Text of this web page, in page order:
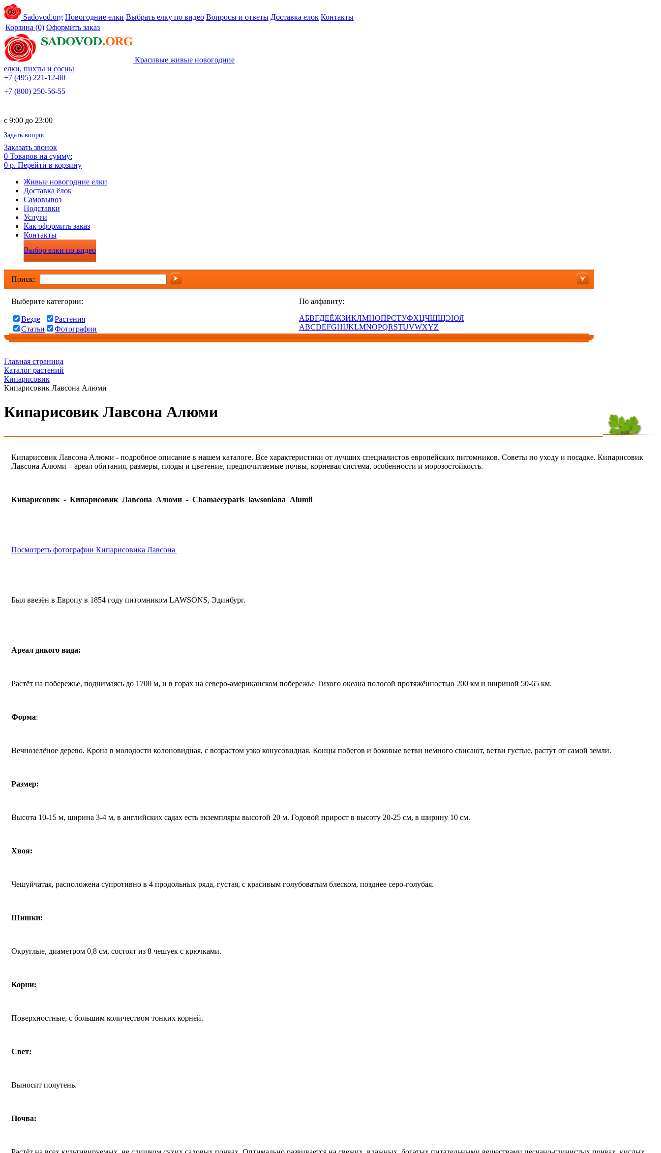
Sadovod.org Новогодние елки Выбрать елку по видео Вопросы и ответы Доставка елок Контакты
Корзина (0) Оформить заказ
Красивые живые новогодние
елки, пихты и сосны
+7 (495) 221-12-00
+7 (800) 250-56-55
c 9:00 до 23:00
Задать вопрос
Заказать звонок
0 Товаров на сумму:
0 р. Перейти в корзину
Живые новогодние елки
Доставка ёлок
Самовывоз
Подставки
Услуги
Как оформить заказ
Контакты
Выбор елки по видео
Поиск:
Выберите категории:
Везде
Растения
Статьи
Фотографии
По алфавиту:
АБВГДЕЁЖЗИКЛМНОПРСТУФХЦЧШЩЭЮЯ
ABCDEFGHIJKLMNOPQRSTUVWXYZ
Главная страница
Каталог растений
Кипарисовик
Кипарисовик Лавсона Алюми
Кипарисовик Лавсона Алюми
Кипарисовик Лавсона Алюми - подробное описание в нашем каталоге. Все характеристики от лучших специалистов европейских питомников. Советы по уходу и посадке. Кипарисовик
Лавсона Алюми – ареал обитания, размеры, плоды и цветение, предпочитаемые почвы, корневая система, особенности и морозостойкость.
Кипарисовик - Кипарисовик Лавсона Алюми - Chamaecyparis lawsoniana Alumii
Посмотреть фотографии Кипарисовика Лавсона
Был ввезён в Европу в 1854 году питомником LAWSONS, Эдинбург.
Ареал дикого вида:
Растёт на побережье, поднимаясь до 1700 м, и в горах на северо-американском побережье Тихого океана полосой протяжённостью 200 км и шириной 50-65 км.
Форма:
Вечнозелёное дерево. Крона в молодости колоновидная, с возрастом узко конусовидная. Концы побегов и боковые ветви немного свисают, ветви густые, растут от самой земли.
Размер:
Высота 10-15 м, ширина 3-4 м, в английских садах есть экземпляры высотой 20 м. Годовой прирост в высоту 20-25 см, в ширину 10 см.
Хвоя:
Чешуйчатая, расположена супротивно в 4 продольных ряда, густая, с красивым голубоватым блеском, позднее серо-голубая.
Шишки:
Округлые, диаметром 0,8 см, состоят из 8 чешуек с крючками.
Корни:
Поверхностные, с большим количеством тонких корней.
Свет:
Выносит полутень.
Почва: